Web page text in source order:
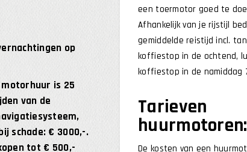
op
is 25
van de
schade: € 3000,-.
tot € 500,-
een toermotor goed te
Afhankelijk van je rijstijl
gemiddelde reistijd incl.
koffiestop in de ochtend,
koffiestop in de namiddag
Tarieven
huurmotoren:
De kosten van een